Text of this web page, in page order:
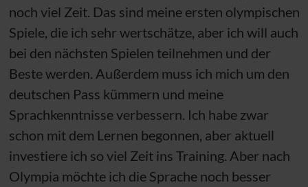
noch viel Zeit. Das sind meine ersten olympischen
Spiele, die ich sehr wertschätze, aber ich will auch
bei den nächsten Spielen teilnehmen und der
Beste werden. Außerdem muss ich mich um den
deutschen Pass kümmern und meine
Sprachkenntnisse verbessern. Ich habe zwar
schon mit dem Lernen begonnen, aber aktuell
investiere ich so viel Zeit ins Training. Aber nach
Olympia möchte ich die Sprache noch besser